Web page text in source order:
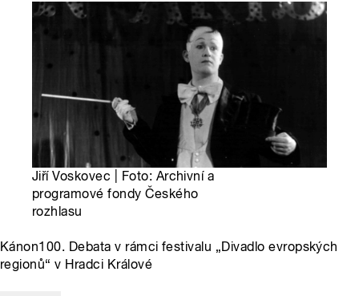
Jiří Voskovec | Foto: Archivní a
programové fondy Českého
rozhlasu
Kánon100. Debata v rámci festivalu „Divadlo evropských
regionů“ v Hradci Králové